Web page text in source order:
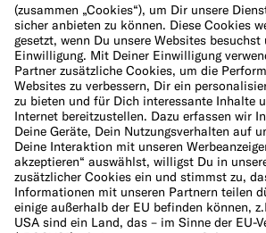
Unternehmen
Über uns
Management und Aufsichtsrat
Jobs